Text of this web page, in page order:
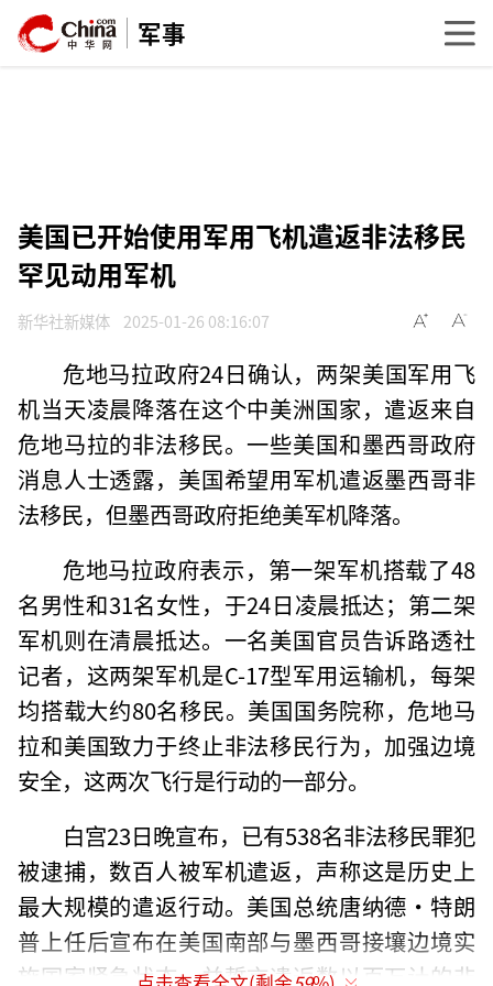
军事
美国已开始使用军用飞机遣返非法移民
罕见动用军机
新华社新媒体 2025-01-26 08:16:07
危地马拉政府24日确认，两架美国军用飞
机当天凌晨降落在这个中美洲国家，遣返来自
危地马拉的非法移民。一些美国和墨西哥政府
消息人士透露，美国希望用军机遣返墨西哥非
法移民，但墨西哥政府拒绝美军机降落。
危地马拉政府表示，第一架军机搭载了48
名男性和31名女性，于24日凌晨抵达；第二架
军机则在清晨抵达。一名美国官员告诉路透社
记者，这两架军机是C-17型军用运输机，每架
均搭载大约80名移民。美国国务院称，危地马
拉和美国致力于终止非法移民行为，加强边境
安全，这两次飞行是行动的一部分。
白宫23日晚宣布，已有538名非法移民罪犯
被逮捕，数百人被军机遣返，声称这是历史上
最大规模的遣返行动。美国总统唐纳德·特朗
普上任后宣布在美国南部与墨西哥接壤边境实
施国家紧急状态，并誓言遣返数以百万计的非